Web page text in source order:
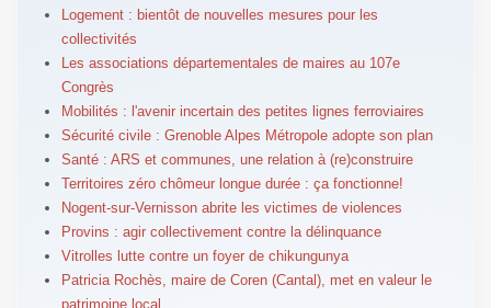
Logement : bientôt de nouvelles mesures pour les
collectivités
Les associations départementales de maires au 107e
Congrès
Mobilités : l'avenir incertain des petites lignes ferroviaires
Sécurité civile : Grenoble Alpes Métropole adopte son plan
Santé : ARS et communes, une relation à (re)construire
Territoires zéro chômeur longue durée : ça fonctionne!
Nogent-sur-Vernisson abrite les victimes de violences
Provins : agir collectivement contre la délinquance
Vitrolles lutte contre un foyer de chikungunya
Patricia Rochès, maire de Coren (Cantal), met en valeur le
patrimoine local